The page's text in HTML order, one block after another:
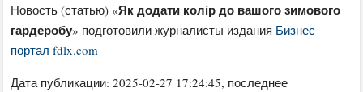
Новость (статью) «Як додати колір до вашого зимового
гардеробу» подготовили журналисты издания Бизнес
портал fdlx.com
Дата публикации:2025-02-27 17:24:45, последнее